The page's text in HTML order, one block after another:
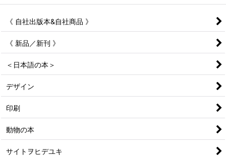
《 自社出版本&自社商品 》
《 新品／新刊 》
＜日本語の本＞
デザイン
印刷
動物の本
サイトヲヒデユキ